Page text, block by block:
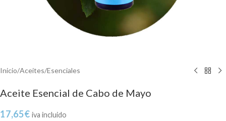
Inicio/Aceites/Esenciales
Aceite Esencial de Cabo de Mayo
17,65€ iva incluido